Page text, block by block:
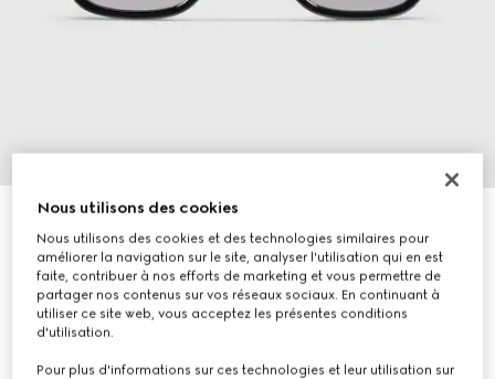
Lunettes de soleil à monture adaptée
CA$640
Déclinaisons noir
Nous utilisons des cookies
Nous utilisons des cookies et des technologies similaires pour
améliorer la navigation sur le site, analyser l'utilisation qui en est
faite, contribuer à nos efforts de marketing et vous permettre de
partager nos contenus sur vos réseaux sociaux. En continuant à
utiliser ce site web, vous acceptez les présentes conditions
d'utilisation.
Pour plus d'informations sur ces technologies et leur utilisation sur